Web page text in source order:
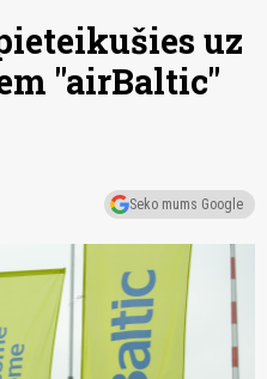
uz
"airBaltic"
Seko mums Google